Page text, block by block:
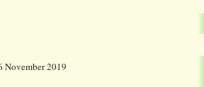
November 2019